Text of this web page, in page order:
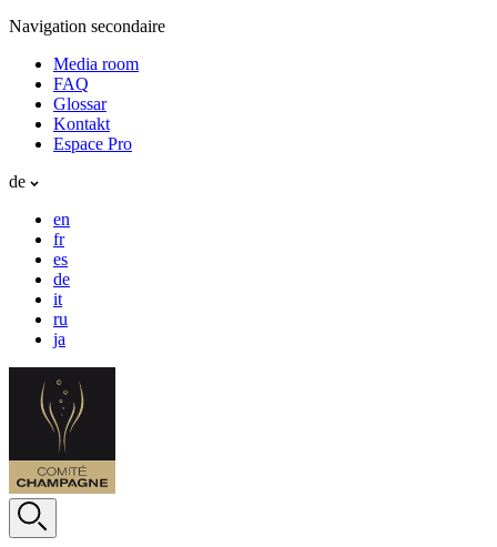
Navigation secondaire
Media room
FAQ
Glossar
Kontakt
Espace Pro
de
en
fr
es
de
it
ru
ja